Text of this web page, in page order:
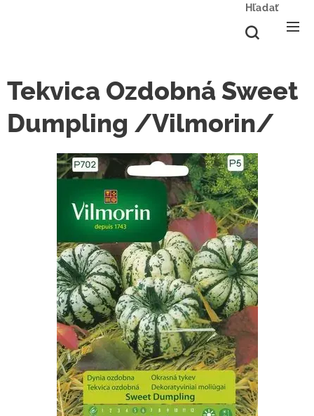
Hľadať
Tekvica Ozdobná Sweet
Dumpling /Vilmorin/